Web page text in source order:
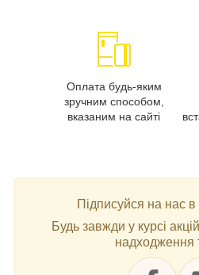
Оплата будь-яким
зручним способом,
вказаним на сайті
Підписуйся на нас
Будь завжди у курсі
надходження